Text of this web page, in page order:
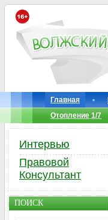
Главная
Отопление 1/7
Интервью
Правовой
Консультант
ПОИСК